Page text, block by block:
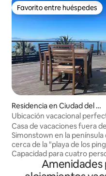
Favorito entre huéspedes
Favorito entre huéspedes
Residencia en Ciudad del Ca
bo
Ubicación vacacional
impresionantes vistas al mar
Casa de vacaciones fuera de
Simonstown en la península
cerca de la "playa de los
Capacidad para cuatro
dormitorios. La cocina/
abierta fluye hacia una
Amenidades